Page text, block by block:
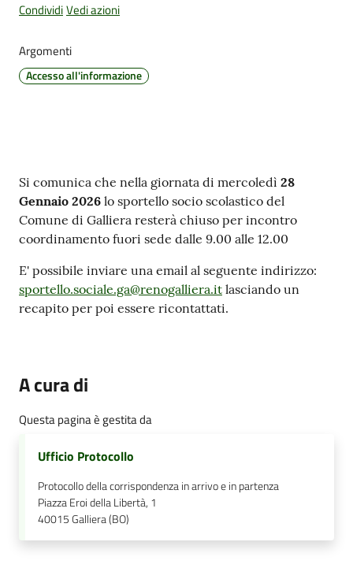
gli
argomenti...
CondividiVedi azioni
Argomenti
Accesso all'informazione
Contenuto
Si comunica che nella giornata di mercoledì 28
Gennaio 2026 lo sportello socio scolastico del
Comune di Galliera resterà chiuso per incontro
coordinamento fuori sede dalle 9.00 alle 12.00
E' possibile inviare una email al seguente indirizzo:
sportello.sociale.ga@renogalliera.it lasciando un
recapito per poi essere ricontattati.
A cura di
Questa pagina è gestita da
Ufficio Protocollo
Protocollo della corrispondenza in arrivo e in partenza
Piazza Eroi della Libertà, 1
40015Galliera (BO)